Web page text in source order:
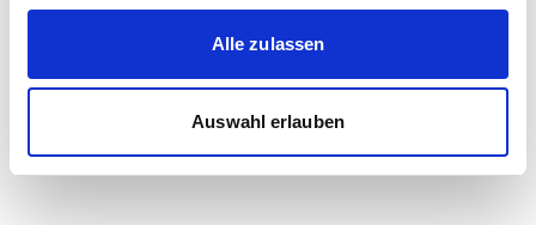
Alle zulassen
Auswahl erlauben